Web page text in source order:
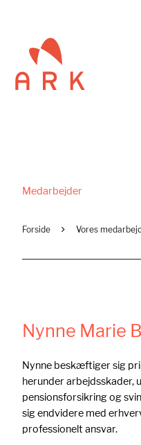
Medarbejder
Forside Vores
Nynne Marie
Nynne beskæftiger sig
herunder arbejdsskader,
pensionsforsikring og
sig endvidere med
professionelt ansvar.